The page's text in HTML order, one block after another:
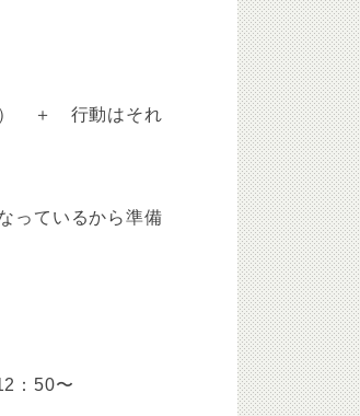
＋ 行動はそれ
っているから準備
：50〜